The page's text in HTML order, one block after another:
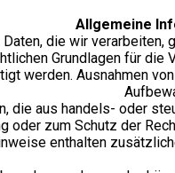
Allgemeine
die wir
Grundlagen für
werden. Ausnahmen
die aus handels- oder
oder zum Schutz der
enthalten